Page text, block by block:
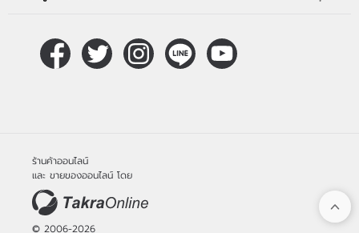
ร้านค้าออนไลน์
และ ขายของออนไลน์ โดย
© 2006-2026